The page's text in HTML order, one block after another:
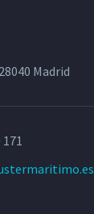
Madrid
171